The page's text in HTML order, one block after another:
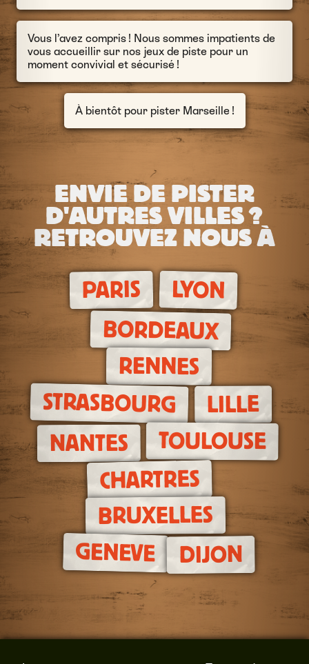
Vous l’avez compris ! Nous sommes impatients de
vous accueillir sur nos jeux de piste pour un
moment convivial et sécurisé !
À bientôt pour pister Marseille !
ENVIE DE PISTER
D'AUTRES VILLES ?
RETROUVEZ NOUS À
PARIS LYON
BORDEAUX
RENNES
STRASBOURG LILLE
NANTES TOULOUSE
CHARTRES
BRUXELLES
GENEVE DIJON